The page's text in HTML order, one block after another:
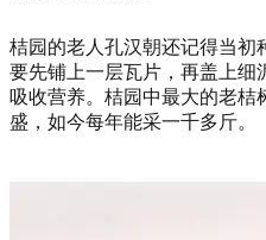
桔园的老人孔汉朝还记得当初
要先铺上一层瓦片，再盖上细
吸收营养。桔园中最大的老
盛，如今每年能采一千多斤。